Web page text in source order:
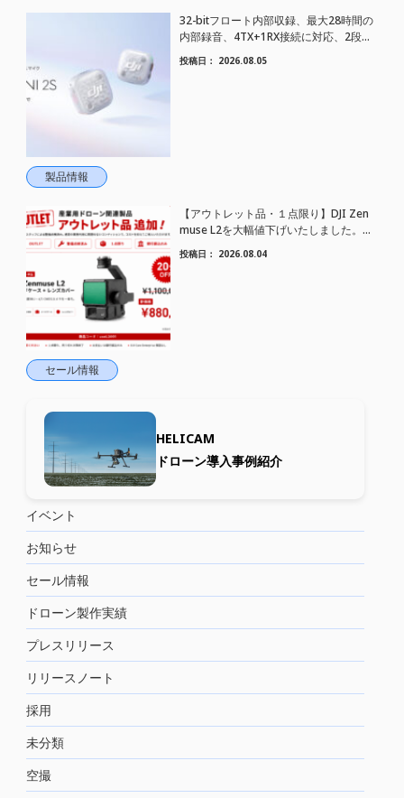
製品情報
32-bitフロート内部収録、最大28時間の
内部録音、4TX+1RX接続に対応、2段階
AIノイズキャンセリング搭載｜コンパク
トワイヤレスマイク DJI Mic Mini 2S 登場
投稿日： 2026.08.05
セール情報
【アウトレット品・１点限り】DJI Zen
muse L2を大幅値下げいたしました。｜
HELICAM STORE
投稿日： 2026.08.04
HELICAM
ドローン導入事例紹介
イベント
お知らせ
セール情報
ドローン製作実績
プレスリリース
リリースノート
採用
未分類
空撮